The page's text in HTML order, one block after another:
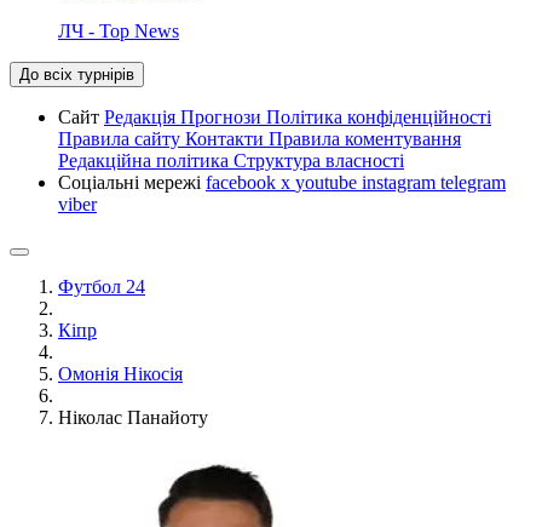
ЛЧ - Top News
До всіх турнірів
Сайт Редакція Прогнози Політика конфіденційності
Правила сайту Контакти Правила коментування
Редакційна політика Структура власності
Соціальні мережі facebook x youtube instagram telegram
viber
Футбол 24
Кіпр
Омонія Нікосія
Ніколас Панайоту